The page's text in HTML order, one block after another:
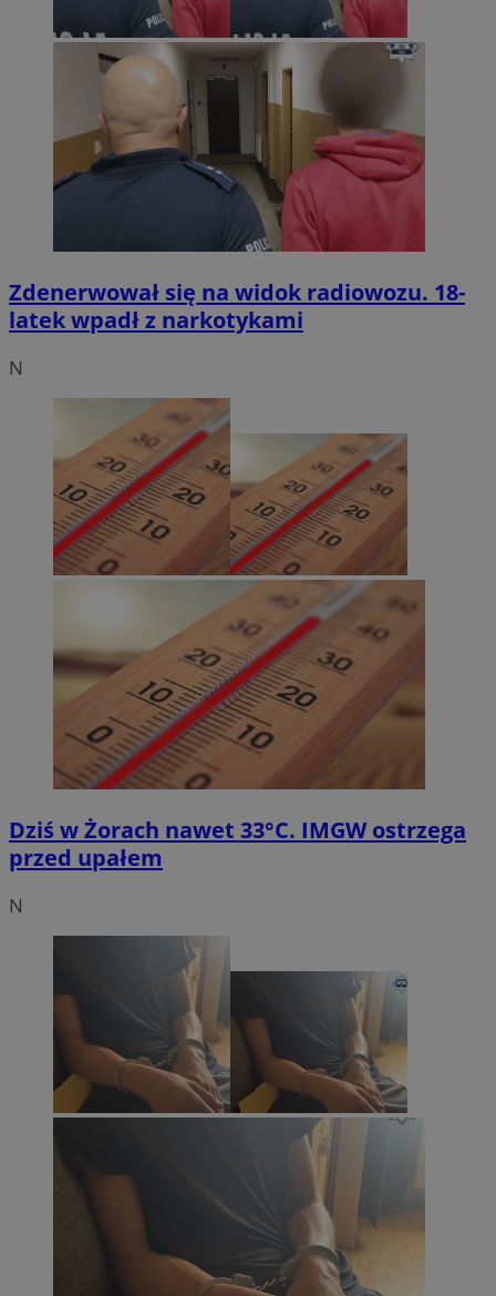
Zdenerwował się na widok radiowozu. 18-
latek wpadł z narkotykami
N
Dziś w Żorach nawet 33°C. IMGW ostrzega
przed upałem
N